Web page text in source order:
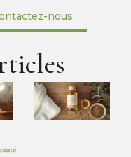
nous